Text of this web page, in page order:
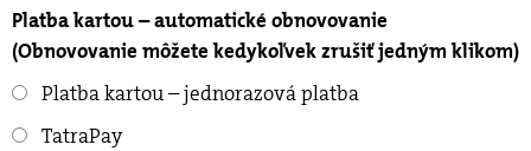
Platba kartou – automatické obnovovanie
(Obnovovanie môžete kedykoľvek zrušiť jedným klikom)
Platba kartou – jednorazová platba
TatraPay